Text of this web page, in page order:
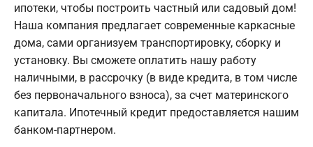
ипотеки, чтобы построить частный или садовый дом!
Наша компания предлагает современные каркасные
дома, сами организуем транспортировку, сборку и
установку. Вы сможете оплатить нашу работу
наличными, в рассрочку (в виде кредита, в том числе
без первоначального взноса), за счет материнского
капитала. Ипотечный кредит предоставляется нашим
банком-партнером.